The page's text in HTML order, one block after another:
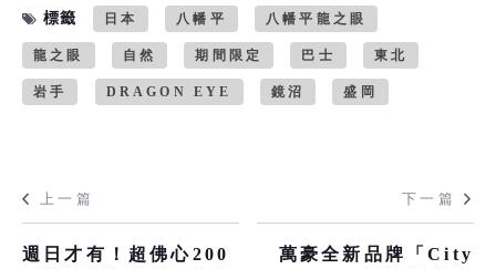
標籤 日本 八幡平 八幡平龍之眼
龍之眼 自然 期間限定 巴士 東北
岩手 DRAGON EYE 鏡沼 盛岡
上一篇
週日才有！超佛心200
下一篇
萬豪全新品牌「City